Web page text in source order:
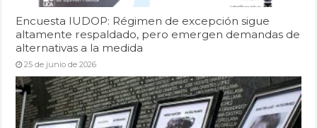
Encuesta IUDOP: Régimen de excepción sigue
altamente respaldado, pero emergen demandas de
alternativas a la medida
25 de junio de 2026